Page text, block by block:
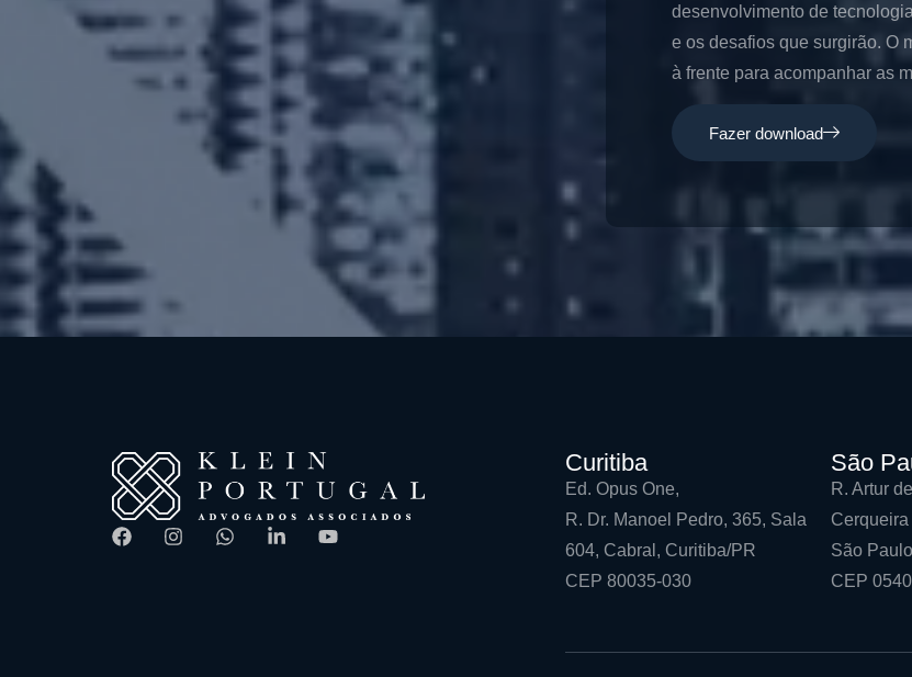
desenvolvimento de
e os desafios que surgirão. O
à frente para acompanhar as
Fazer download
Curitiba
Ed. Opus One,
R. Dr. Manoel Pedro, 365, Sala
604, Cabral, Curitiba/PR
CEP 80035-030
São
R. Artur
São
CEP